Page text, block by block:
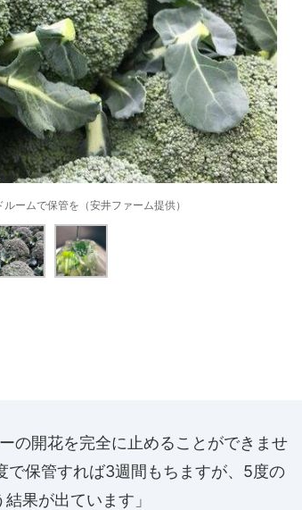
ームで保管を（安井ファーム提供）
の開花を完全に止めることができませ
で保管すれば3週間もちますが、5度の
果が出ています」